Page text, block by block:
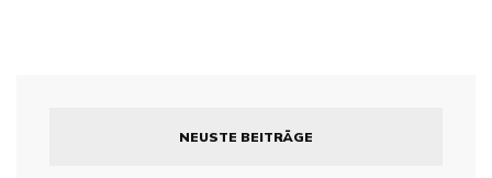
NEUSTE BEITRÄGE